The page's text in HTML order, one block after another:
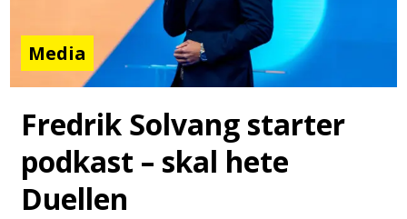
Media
Fredrik Solvang starter
podkast – skal hete
Duellen